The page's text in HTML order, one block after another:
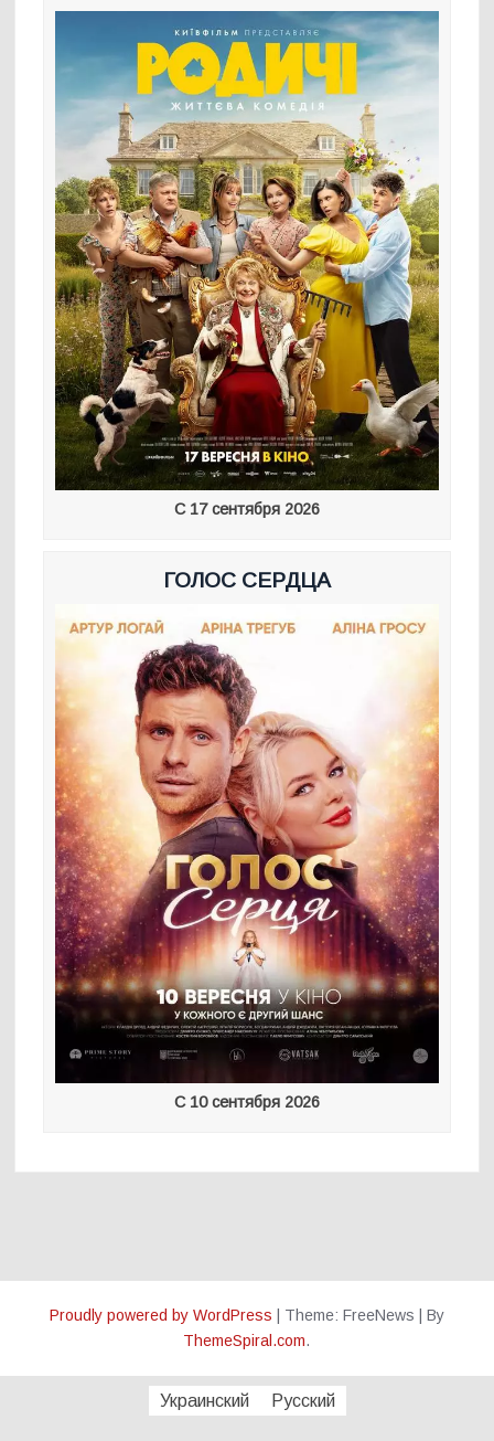
С 17 сентября 2026
ГОЛОС СЕРДЦА
С 10 сентября 2026
Proudly powered by WordPress Theme: FreeNews
By
ThemeSpiral.com.
Украинский Русский